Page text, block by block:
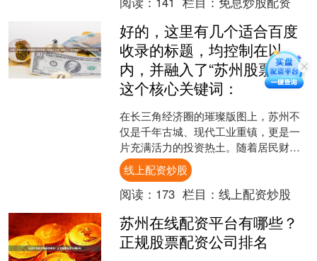
好的，这里有几个适合百度
收录的标题，均控制在以
内，并融入了“苏州股票开户”
这个核心关键词：
在长三角经济圈的璀璨版图上，苏州不
仅是千年古城、现代工业重镇，更是一
片充满活力的投资热土。随着居民财富
的积累与理财意识的觉醒，越来越多的
苏州朋友开始关注股市，希....
线上配资炒股
阅读： 173 栏目： 线上配资炒股
苏州在线配资平台有哪些？
正规股票配资公司排名